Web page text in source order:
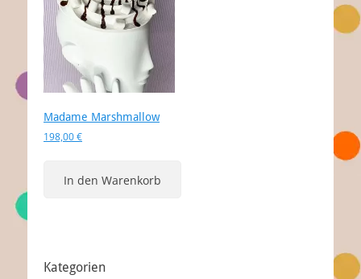
Madame Marshmallow
198,00€
In den Warenkorb
Kategorien